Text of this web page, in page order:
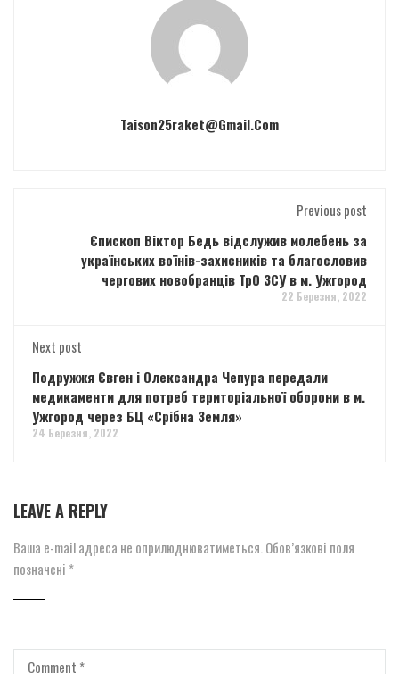
Taison25raket@gmail.com
Previous post
Єпископ Віктор Бедь відслужив молебень за
українських воїнів-захисників та благословив
чергових новобранців ТрО ЗСУ в м. Ужгород
22 Березня, 2022
Next post
Подружжя Євген і Олександра Чепура передали
медикаменти для потреб територіальної оборони в м.
Ужгород через БЦ «Срібна Земля»
24 Березня, 2022
LEAVE A REPLY
Ваша e-mail адреса не оприлюднюватиметься. Обов’язкові поля
позначені *